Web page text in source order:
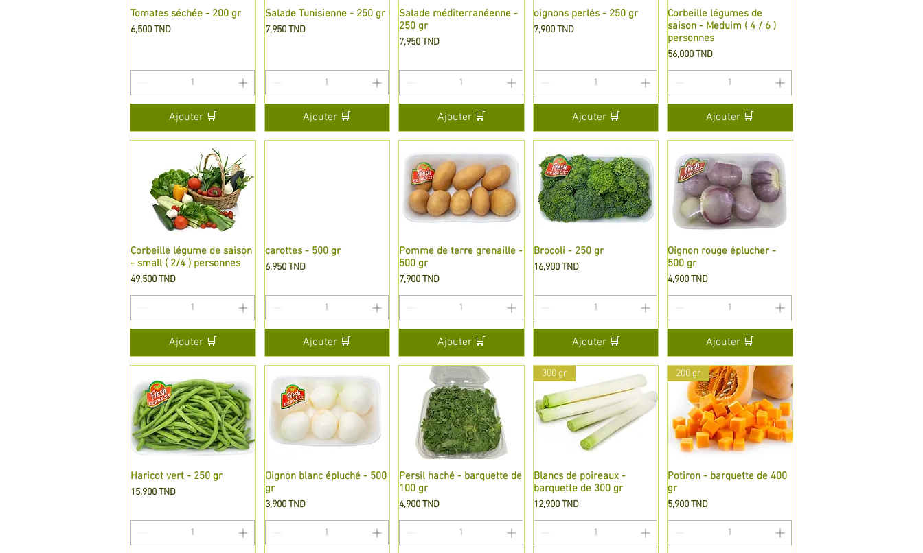
Aperçu rapide
Tomates séchée - 200 gr
Prix
6,500 TND
Ajouter 🛒
Aperçu rapide
Salade Tunisienne - 250 gr
Prix
7,950 TND
Ajouter 🛒
Aperçu rapide
Salade méditerranéenne -
250 gr
Prix
7,950 TND
Ajouter 🛒
Aperçu rapide
oignons perlés - 250 gr
Prix
7,900 TND
Ajouter 🛒
Aperçu rapide
Corbeille légumes de
saison - Meduim ( 4 / 6 )
personnes
Prix
56,000 TND
Ajouter 🛒
Aperçu rapide
Corbeille légume de saison
- small ( 2/4 ) personnes
Prix
49,500 TND
Ajouter 🛒
Aperçu rapide
carottes - 500 gr
Prix
6,950 TND
Ajouter 🛒
Aperçu rapide
Pomme de terre grenaille -
500 gr
Prix
7,900 TND
Ajouter 🛒
Aperçu rapide
Brocoli - 250 gr
Prix
16,900 TND
Ajouter 🛒
Aperçu rapide
Oignon rouge éplucher -
500 gr
Prix
4,900 TND
Ajouter 🛒
Aperçu rapide
Haricot vert - 250 gr
Prix
15,900 TND
Aperçu rapide
Oignon blanc épluché - 500
gr
Prix
3,900 TND
Aperçu rapide
Persil haché - barquette de
100 gr
Prix
4,900 TND
Aperçu rapide
300 gr
Blancs de poireaux -
barquette de 300 gr
Prix
12,900 TND
Aperçu rapide
200 gr
Potiron - barquette de 400
gr
Prix
5,900 TND